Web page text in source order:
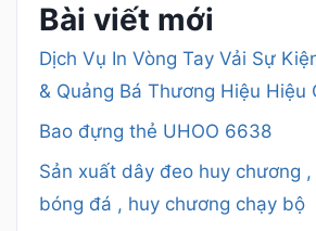
Bài viết mới
Dịch Vụ In Vòng Tay Vải Sự
& Quảng Bá Thương Hiệu Hiệu
Bao đựng thẻ UHOO 6638
Sản xuất dây đeo huy chương
bóng đá , huy chương chạy bộ